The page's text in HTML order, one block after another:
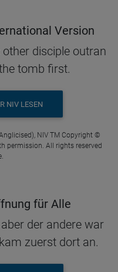
Version
disciple outran
tomb first.
NIV LESEN
NIV TM Copyright ©
permission. All rights reserved
für Alle
der andere war
zuerst dort an.